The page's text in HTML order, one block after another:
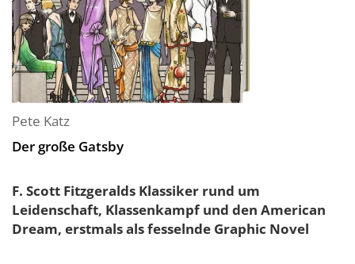
Pete Katz
Der große Gatsby
F. Scott Fitzgeralds Klassiker rund um
Leidenschaft, Klassenkampf und den American
Dream, erstmals als fesselnde Graphic Novel